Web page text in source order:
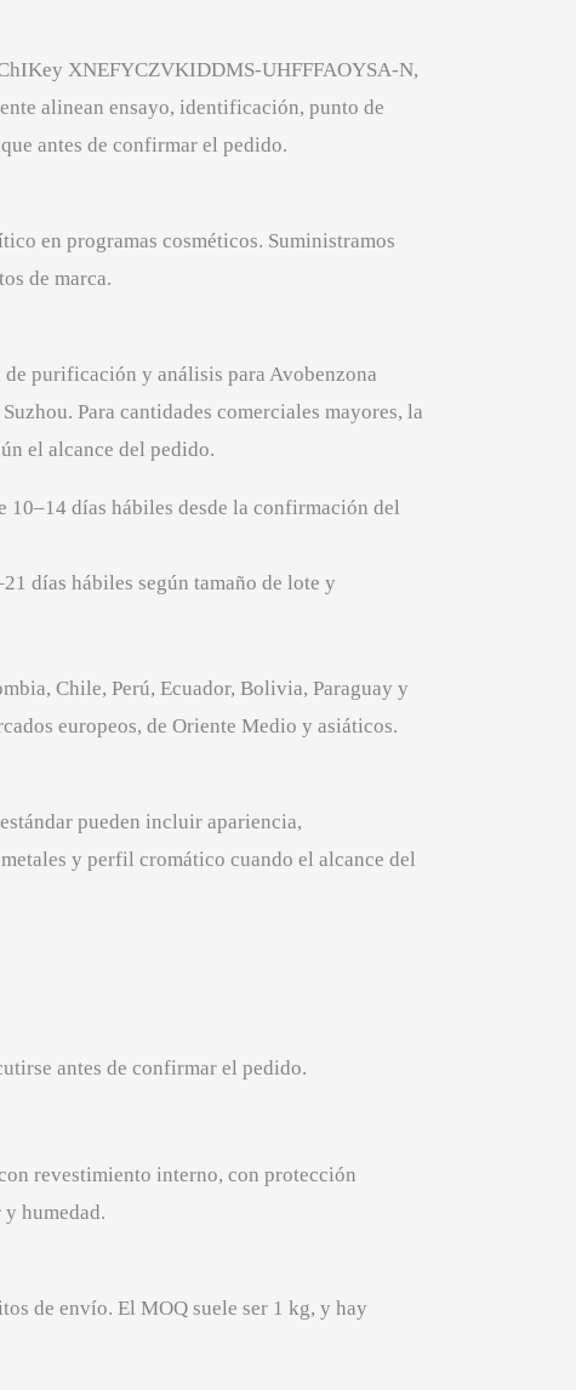
XNEFYCZVKIDDMS-UHFFFAOYSA-N,
alinean ensayo, identificación, punto de
antes de confirmar el pedido.
en programas cosméticos. Suministramos
de marca.
purificación y análisis para Avobenzona
Para cantidades comerciales mayores, la
el alcance del pedido.
10–14 días hábiles desde la confirmación del
días hábiles según tamaño de lote y
Chile, Perú, Ecuador, Bolivia, Paraguay y
europeos, de Oriente Medio y asiáticos.
pueden incluir apariencia,
y perfil cromático cuando el alcance del
antes de confirmar el pedido.
revestimiento interno, con protección
humedad.
de envío. El MOQ suele ser 1 kg, y hay